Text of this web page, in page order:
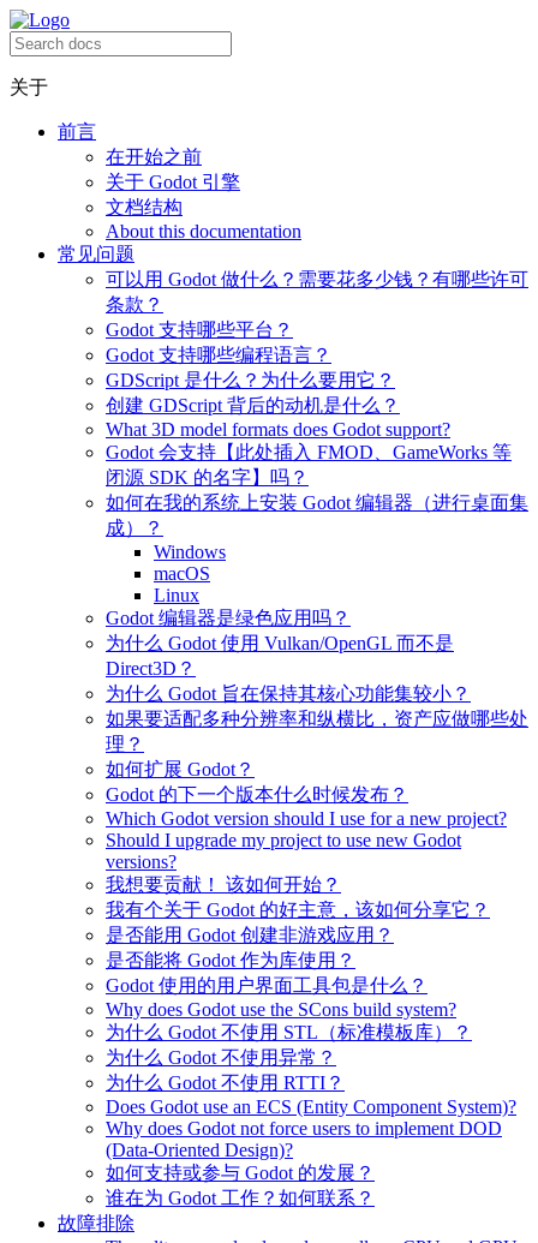
关于
前言
在开始之前
关于 Godot 引擎
文档结构
About this documentation
常见问题
可以用 Godot 做什么？需要花多少钱？有哪些许可
条款？
Godot 支持哪些平台？
Godot 支持哪些编程语言？
GDScript 是什么？为什么要用它？
创建 GDScript 背后的动机是什么？
What 3D model formats does Godot support?
Godot 会支持【此处插入 FMOD、GameWorks 等
闭源 SDK 的名字】吗？
如何在我的系统上安装 Godot 编辑器（进行桌面集
成）？
Windows
macOS
Linux
Godot 编辑器是绿色应用吗？
为什么 Godot 使用 Vulkan/OpenGL 而不是
Direct3D？
为什么 Godot 旨在保持其核心功能集较小？
如果要适配多种分辨率和纵横比，资产应做哪些处
理？
如何扩展 Godot？
Godot 的下一个版本什么时候发布？
Which Godot version should I use for a new project?
Should I upgrade my project to use new Godot
versions?
我想要贡献！ 该如何开始？
我有个关于 Godot 的好主意，该如何分享它？
是否能用 Godot 创建非游戏应用？
是否能将 Godot 作为库使用？
Godot 使用的用户界面工具包是什么？
Why does Godot use the SCons build system?
为什么 Godot 不使用 STL（标准模板库）？
为什么 Godot 不使用异常？
为什么 Godot 不使用 RTTI？
Does Godot use an ECS (Entity Component System)?
Why does Godot not force users to implement DOD
(Data-Oriented Design)?
如何支持或参与 Godot 的发展？
谁在为 Godot 工作？如何联系？
故障排除